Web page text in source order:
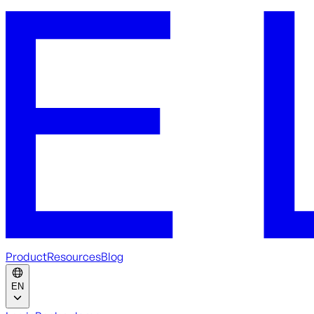
ProductResourcesBlog
EN